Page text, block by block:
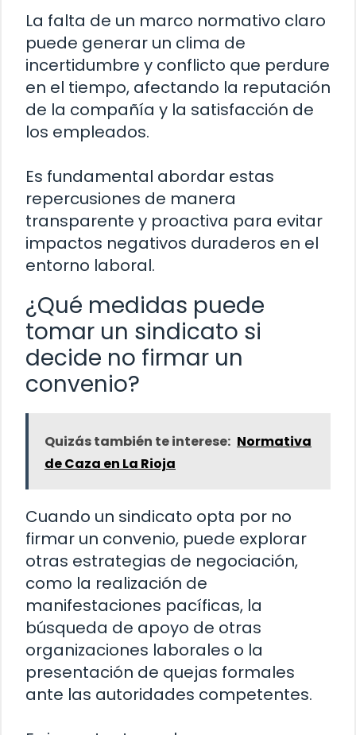
La falta de un marco normativo claro
puede generar un clima de
incertidumbre y conflicto que perdure
en el tiempo, afectando la reputación
de la compañía y la satisfacción de
los empleados.
Es fundamental abordar estas
repercusiones de manera
transparente y proactiva para evitar
impactos negativos duraderos en el
entorno laboral.
¿Qué medidas puede
tomar un sindicato si
decide no firmar un
convenio?
Quizás también te interese: Normativa
de Caza en La Rioja
Cuando un sindicato opta por no
firmar un convenio, puede explorar
otras estrategias de negociación,
como la realización de
manifestaciones pacíficas, la
búsqueda de apoyo de otras
organizaciones laborales o la
presentación de quejas formales
ante las autoridades competentes.